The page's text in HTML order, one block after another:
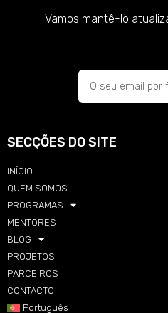
Vamos mantê-lo
SECÇÕES DO SITE
INÍCIO
QUEM SOMOS
PROGRAMAS
MENTORES
BLOG
PROJETOS
PARCEIROS
CONTACTO
Português